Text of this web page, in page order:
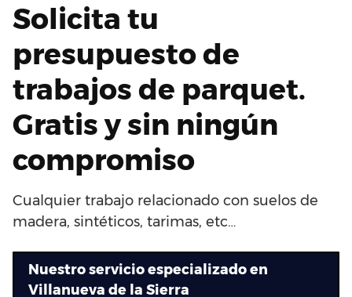
Solicita tu
presupuesto de
trabajos de parquet.
Gratis y sin ningún
compromiso
Cualquier trabajo relacionado con suelos de
madera, sintéticos, tarimas, etc…
Nuestro servicio especializado en
Villanueva de la Sierra